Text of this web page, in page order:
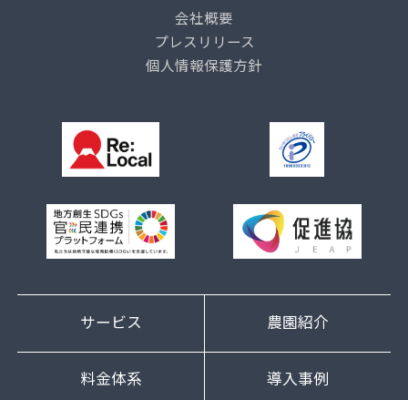
会社概要
プレスリリース
個人情報保護方針
サービス 農園紹介
料金体系 導入事例